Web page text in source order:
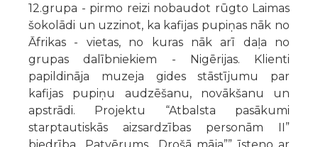
12.grupa - pirmo reizi nobaudot rūgto Laimas
šokolādi un uzzinot, ka kafijas pupiņas nāk no
Āfrikas - vietas, no kuras nāk arī daļa no
grupas dalībniekiem - Nigērijas. Klienti
papildināja muzeja gides stāstījumu par
kafijas pupiņu audzēšanu, novākšanu un
apstrādi. Projektu “Atbalsta pasākumi
starptautiskās aizsardzības personām II”